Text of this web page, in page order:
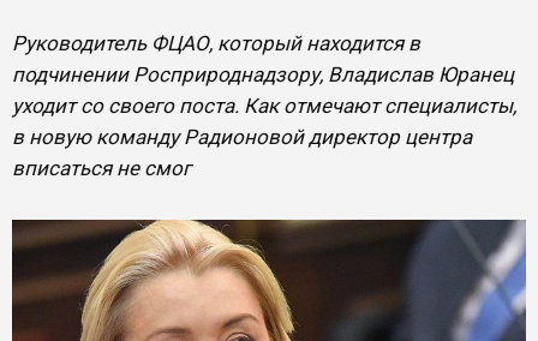
Руководитель ФЦАО, который находится в
подчинении Росприроднадзору, Владислав Юранец
уходит со своего поста. Как отмечают специалисты,
в новую команду Радионовой директор центра
вписаться не смог